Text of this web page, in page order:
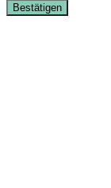
Bestätigen